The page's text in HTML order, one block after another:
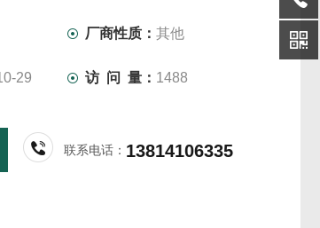
不做其他用途。厂商性质：其他
29 访 问 量： 1488
联系电话： 13814106335